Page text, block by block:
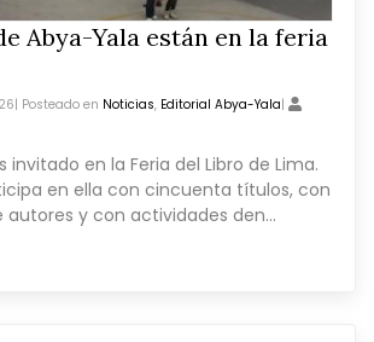
Abya-Yala están en la feria
Posteado en Noticias, Editorial Abya-Yala|
invitado en la Feria del Libro de Lima.
en ella con cincuenta títulos, con
autores y con actividades den...